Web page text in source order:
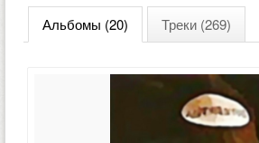
МУЗЫКА
Альбомы (20) Треки (269)